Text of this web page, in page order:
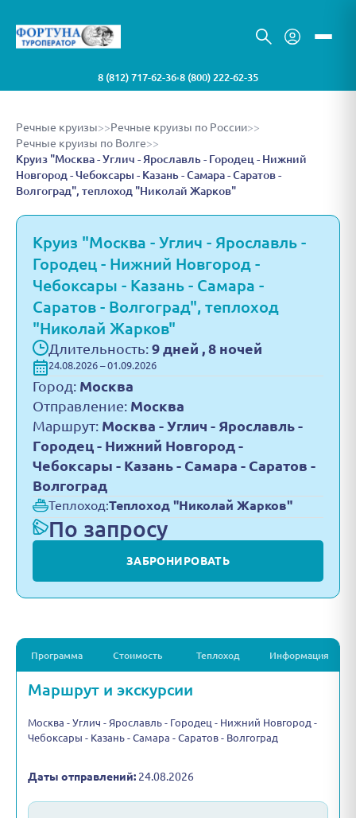
8 (812) 717-62-36•8 (800) 222-62-35
Речные круизы>>Речные круизы по России>>
Речные круизы по Волге>>
Круиз "Москва - Углич - Ярославль - Городец - Нижний
Новгород - Чебоксары - Казань - Самара - Саратов -
Волгоград", теплоход "Николай Жарков"
Круиз "Москва - Углич - Ярославль -
Городец - Нижний Новгород -
Чебоксары - Казань - Самара -
Саратов - Волгоград", теплоход
"Николай Жарков"
Длительность: 9 дней , 8 ночей
24.08.2026 – 01.09.2026
Город: Москва
Отправление: Москва
Маршрут: Москва - Углич - Ярославль -
Городец - Нижний Новгород -
Чебоксары - Казань - Самара - Саратов -
Волгоград
Теплоход:Теплоход "Николай Жарков"
По запросу
ЗАБРОНИРОВАТЬ
Программа Стоимость Теплоход Информация
Маршрут и экскурсии
Москва - Углич - Ярославль - Городец - Нижний Новгород -
Чебоксары - Казань - Самара - Саратов - Волгоград
Даты отправлений: 24.08.2026